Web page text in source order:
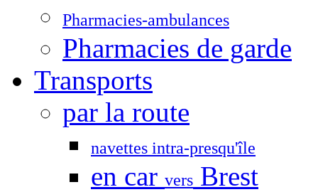
Pharmacies-ambulances
Pharmacies de garde
Transports
par la route
navettes intra-presqu'île
en car vers Brest